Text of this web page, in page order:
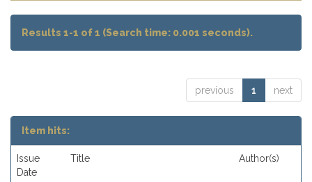
Results 1-1 of 1 (Search time: 0.001 seconds).
previous 1 next
Item hits:
Issue
Date
Title Author(s)